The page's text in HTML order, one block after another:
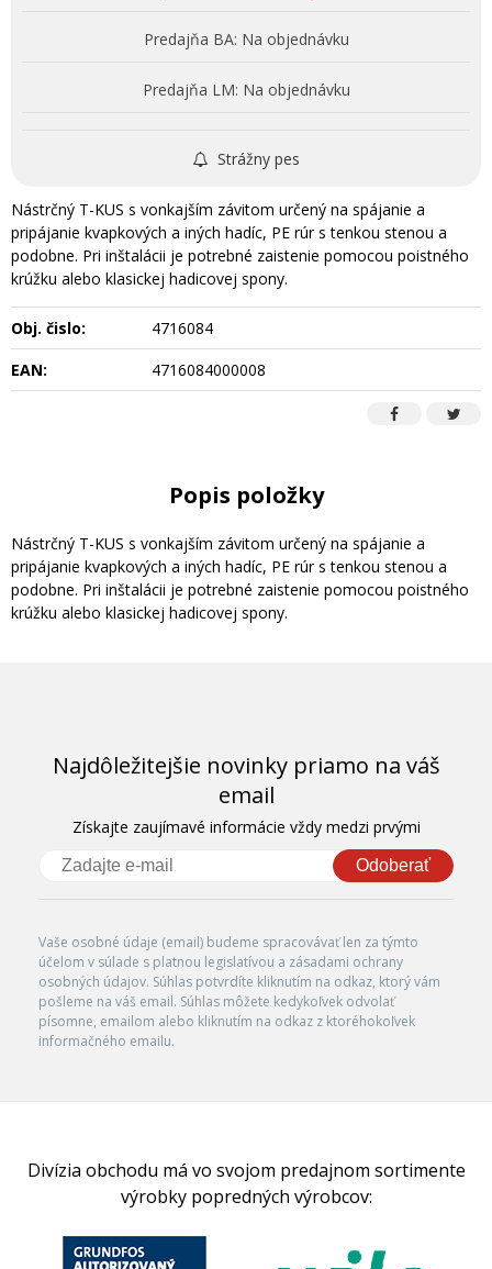
Predajňa BA: Na objednávku
Predajňa LM: Na objednávku
Strážny pes
Nástrčný T-KUS s vonkajším závitom určený na spájanie a
pripájanie kvapkových a iných hadíc, PE rúr s tenkou stenou a
podobne. Pri inštalácii je potrebné zaistenie pomocou poistného
krúžku alebo klasickej hadicovej spony.
Obj. čislo:
4716084
EAN:
4716084000008
Popis položky
Nástrčný T-KUS s vonkajším závitom určený na spájanie a
pripájanie kvapkových a iných hadíc, PE rúr s tenkou stenou a
podobne. Pri inštalácii je potrebné zaistenie pomocou poistného
krúžku alebo klasickej hadicovej spony.
Najdôležitejšie novinky priamo na váš
email
Získajte zaujímavé informácie vždy medzi prvými
Odoberať
Vaše osobné údaje (email) budeme spracovávať len za týmto
účelom v súlade s platnou legislatívou a zásadami ochrany
osobných údajov. Súhlas potvrdíte kliknutím na odkaz, ktorý vám
pošleme na váš email. Súhlas môžete kedykoľvek odvolať
písomne, emailom alebo kliknutím na odkaz z ktoréhokoľvek
informačného emailu.
Divízia obchodu má vo svojom predajnom sortimente
výrobky popredných výrobcov: